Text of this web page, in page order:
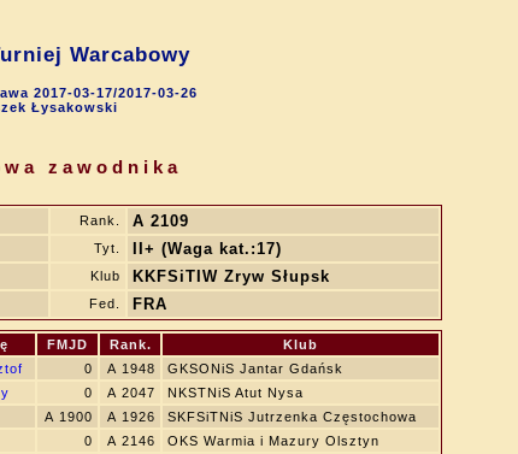
Warcabowy
2017-03-17/2017-03-26
Łysakowski
zawodnika
Rank. A 2109
Tyt. II+ (Waga kat.:17)
Klub KKFSiTIW Zryw Słupsk
Fed. FRA
FMJD Rank.
Klub
0 A 1948
GKSONiS Jantar Gdańsk
0 A 2047
NKSTNiS Atut Nysa
A 1900 A 1926
SKFSiTNiS Jutrzenka Częstochowa
0 A 2146
OKS Warmia i Mazury Olsztyn